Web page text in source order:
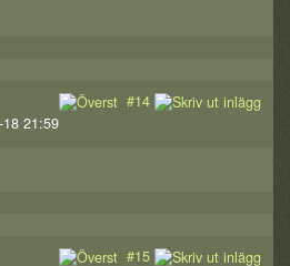
#14
18 21:59
#15